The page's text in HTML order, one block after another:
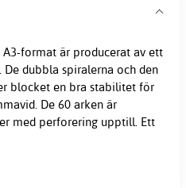
A3-format är producerat av ett
dubbla spiralerna och den
blocket en bra stabilitet för
De 60 arken är
med perforering upptill. Ett